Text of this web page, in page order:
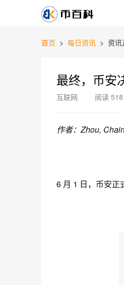
首页 > 每日资讯 > 资讯
最终，币安
互联网 阅读 518
作者：Zhou,
6 月 1 日，币安正